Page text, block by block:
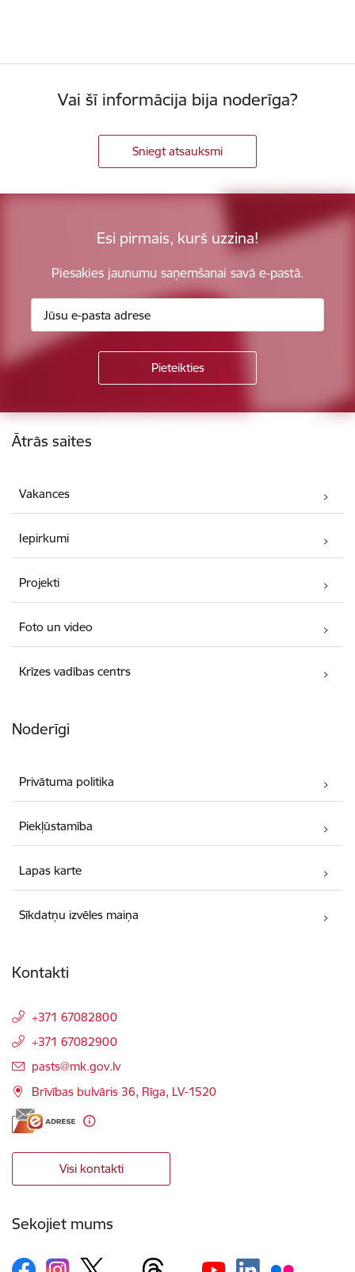
Vai šī informācija bija noderīga?
Sniegt atsauksmi
Esi pirmais, kurš uzzina!
Piesakies jaunumu saņemšanai savā e-pastā.
Kājene
Ātrās saites
Vakances
Iepirkumi
Projekti
Foto un video
Krīzes vadības centrs
Noderīgi
Privātuma politika
Piekļūstamība
Lapas karte
Sīkdatņu izvēles maiņa
Kontakti
+371 67082800
+371 67082900
E-pasts:
pasts@mk.gov.lv
Brīvības bulvāris 36, Rīga, LV-1520
Visi kontakti
Sekojiet mums